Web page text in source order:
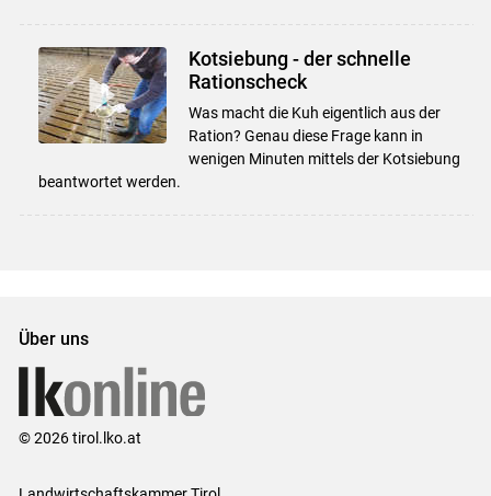
Kotsiebung - der schnelle
Rationscheck
Was macht die Kuh eigentlich aus der
Ration? Genau diese Frage kann in
wenigen Minuten mittels der Kotsiebung
beantwortet werden.
Über uns
© 2026 tirol.lko.at